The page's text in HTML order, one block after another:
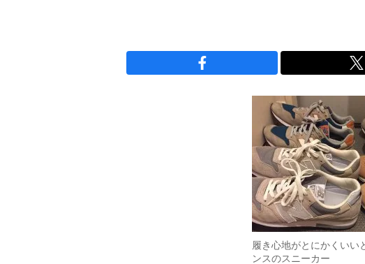
履き心地がとにかくいい
ンスのスニーカー